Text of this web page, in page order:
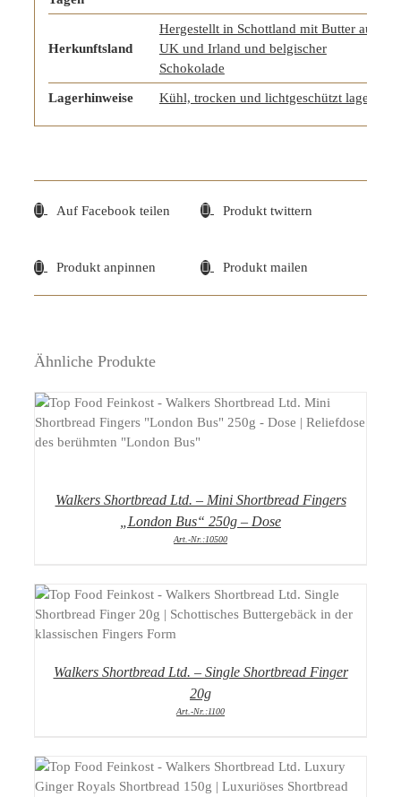
Herkunftsland
Hergestellt in Schottland mit Butter aus
UK und Irland und belgischer
Schokolade
Lagerhinweise Kühl, trocken und lichtgeschützt lagern
Auf Facebook teilen Produkt twittern
Produkt anpinnen Produkt mailen
Ähnliche Produkte
DETAILS
Walkers Shortbread Ltd. – Mini Shortbread Fingers
„London Bus“ 250g – Dose
Art.-Nr.:10500
DETAILS
Walkers Shortbread Ltd. – Single Shortbread Finger
20g
Art.-Nr.:1100
DETAILS